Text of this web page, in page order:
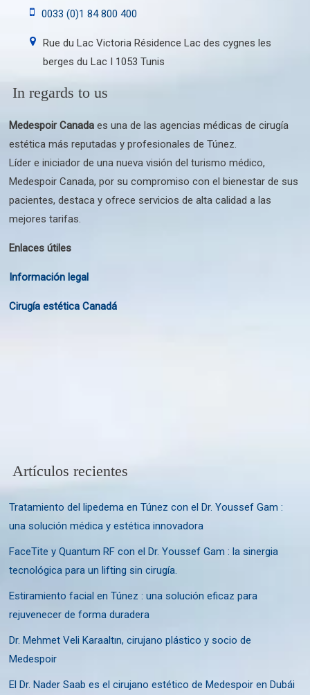
0033 (0)1 84 800 400
Rue du Lac Victoria Résidence Lac des cygnes les
berges du Lac I 1053 Tunis
In regards to us
Medespoir Canadaes una de las agencias médicas de cirugía
estética más reputadas y profesionales de Túnez.
Líder e iniciador de una nueva visión del turismo médico,
Medespoir Canada, por su compromiso con el bienestar de sus
pacientes, destaca y ofrece servicios de alta calidad a las
mejores tarifas.
Enlaces útiles
Información legal
Cirugía estética Canadá
Artículos recientes
Tratamiento del lipedema en Túnez con el Dr. Youssef Gam :
una solución médica y estética innovadora
FaceTite y Quantum RF con el Dr. Youssef Gam : la sinergia
tecnológica para un lifting sin cirugía.
Estiramiento facial en Túnez : una solución eficaz para
rejuvenecer de forma duradera
Dr. Mehmet Veli Karaaltın, cirujano plástico y socio de
Medespoir
El Dr. Nader Saab es el cirujano estético de Medespoir en Dubái